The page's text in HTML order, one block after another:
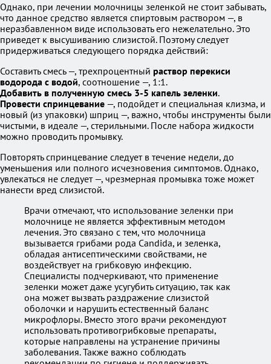
Однако, при лечении молочницы зеленкой не стоит забывать,
что данное средство является спиртовым раствором —, в
неразбавленном виде использовать его нежелательно. Это
приведет к высушиванию слизистой. Поэтому следует
придерживаться следующего порядка действий:
Составить смесь —, трехпроцентный раствор перекиси
водорода с водой, соотношение —, 1:1.
Добавить в полученную смесь 3-5 капель зеленки.
Провести спринцевание —, подойдет и специальная клизма, и
новый (из упаковки) шприц —, важно, чтобы инструменты были
чистыми, в идеале —, стерильными. После набора жидкости
можно проводить промывку.
Повторять спринцевание следует в течение недели, до
уменьшения или полного исчезновения симптомов. Однако,
увлекаться не следует —, чрезмерная промывка тоже может
нанести вред слизистой.
Врачи отмечают, что использование зеленки при
молочнице не является эффективным методом
лечения. Это связано с тем, что молочница
вызывается грибами рода Candida, и зеленка,
обладая антисептическими свойствами, не
воздействует на грибковую инфекцию.
Специалисты подчеркивают, что применение
зеленки может даже усугубить ситуацию, так как
она может вызвать раздражение слизистой
оболочки и нарушить естественный баланс
микрофлоры. Вместо этого врачи рекомендуют
использовать противогрибковые препараты,
которые направлены на устранение причины
заболевания. Также важно соблюдать